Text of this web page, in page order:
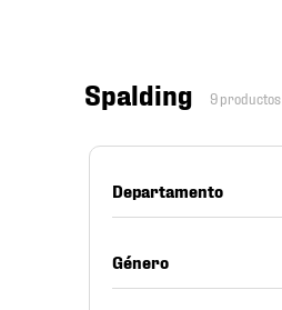
Spalding 9productos
Departamento
Equipamiento
Género
tenis